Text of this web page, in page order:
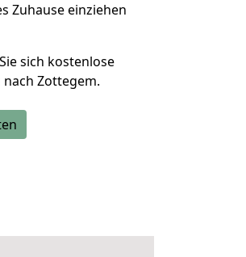
Zuhause einziehen
sich kostenlose
Zottegem.